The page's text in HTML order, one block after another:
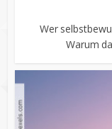
Wer
Warum